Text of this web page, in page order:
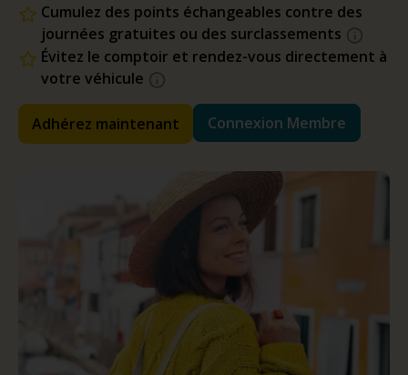
Cumulez des points échangeables contre des
journées gratuites ou des surclassements
Évitez le comptoir et rendez-vous directement à
votre véhicule
Adhérez maintenant Connexion Membre